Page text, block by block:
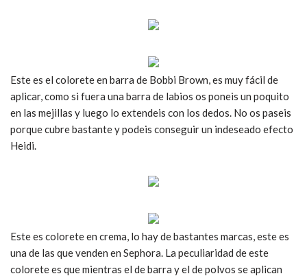
Este es el colorete en barra de Bobbi Brown, es muy fácil de
aplicar, como si fuera una barra de labios os poneis un poquito
en las mejillas y luego lo extendeis con los dedos. No os paseis
porque cubre bastante y podeis conseguir un indeseado efecto
Heidi.
Este es colorete en crema, lo hay de bastantes marcas, este es
una de las que venden en Sephora. La peculiaridad de este
colorete es que mientras el de barra y el de polvos se aplican